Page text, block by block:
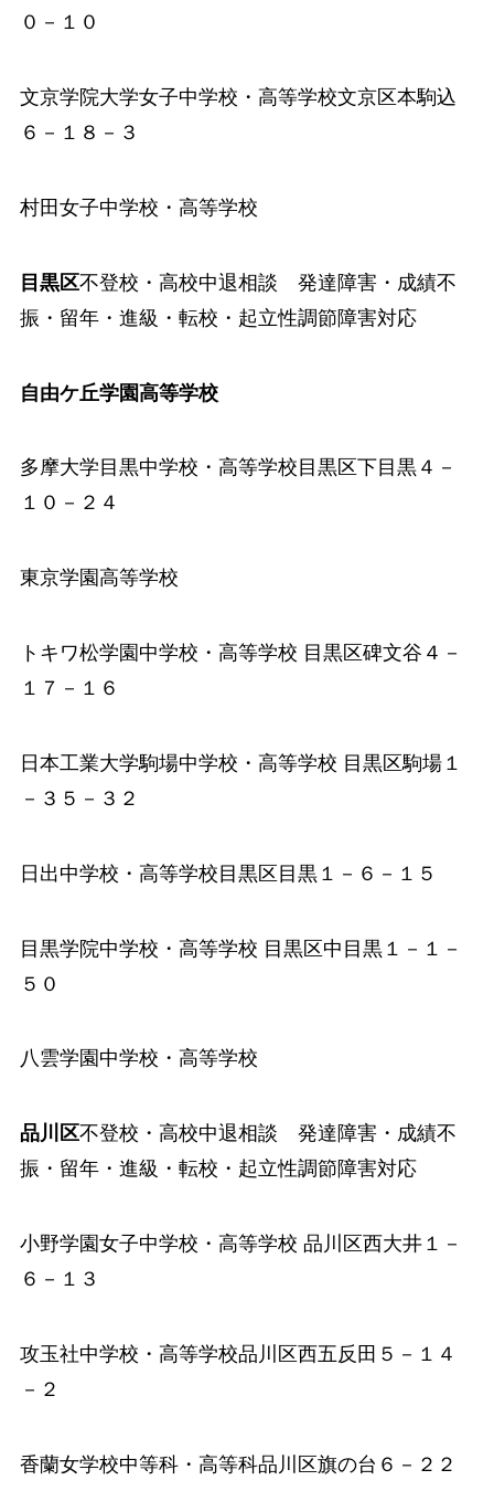
０－１０
文京学院大学女子中学校・高等学校文京区本駒込
６－１８－３
村田女子中学校・高等学校
目黒区不登校・高校中退相談 発達障害・成績不
振・留年・進級・転校・起立性調節障害対応
自由ケ丘学園高等学校
多摩大学目黒中学校・高等学校 目黒区下目黒４－
１０－２４
東京学園高等学校
トキワ松学園中学校・高等学校 目黒区碑文谷４－
１７－１６
日本工業大学駒場中学校・高等学校 目黒区駒場１
－３５－３２
日出中学校・高等学校目黒区目黒１－６－１５
目黒学院中学校・高等学校 目黒区中目黒１－１－
５０
八雲学園中学校・高等学校
品川区不登校・高校中退相談 発達障害・成績不
振・留年・進級・転校・起立性調節障害対応
小野学園女子中学校・高等学校 品川区西大井１－
６－１３
攻玉社中学校・高等学校品川区西五反田５－１４
－２
香蘭女学校中等科・高等科品川区旗の台６－２２